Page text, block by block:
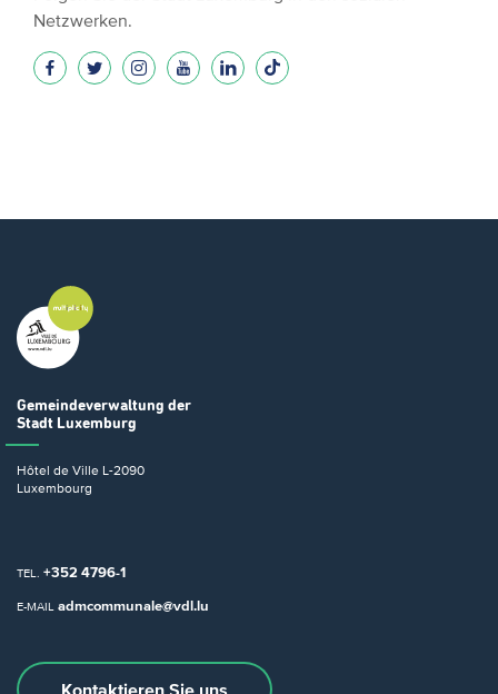
Netzwerken.
Gemeindeverwaltung der
Stadt Luxemburg
Hôtel de Ville L-2090
Luxembourg
TEL. +352 4796-1
E-MAIL admcommunale@vdl.lu
Kontaktieren Sie uns